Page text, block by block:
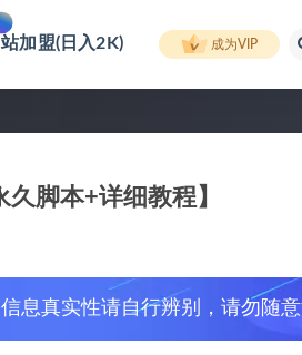
站加盟(日入2K) 成为VIP
脚本+详细教程】
息真实性请自行辨别，请勿随